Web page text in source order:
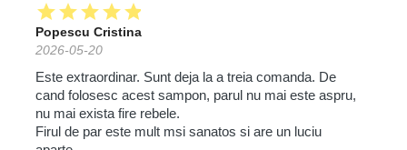
starstarstarstarstar
Popescu Cristina
2026-05-20
Este extraordinar. Sunt deja la a treia comanda. De
cand folosesc acest sampon, parul nu mai este aspru,
nu mai exista fire rebele.
Firul de par este mult msi sanatos si are un luciu